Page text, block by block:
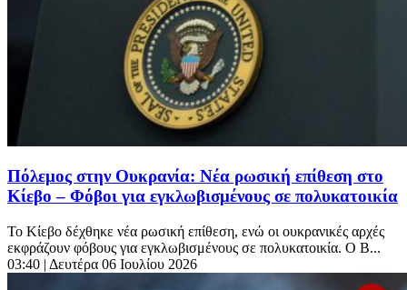
Πόλεμος στην Ουκρανία: Νέα ρωσική επίθεση στο
Κίεβο – Φόβοι για εγκλωβισμένους σε πολυκατοικία
Το Κίεβο δέχθηκε νέα ρωσική επίθεση, ενώ οι ουκρανικές αρχές
εκφράζουν φόβους για εγκλωβισμένους σε πολυκατοικία. Ο Β...
03:40 | Δευτέρα 06 Ιουλίου 2026